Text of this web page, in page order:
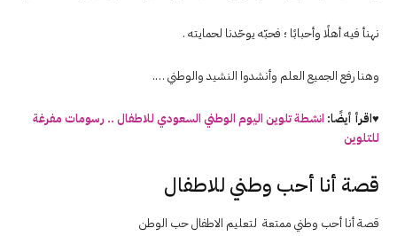
نهنأ فيه أهلًا وأحبابًا ؛ فحبّه يوحّدنا لحمايته .
وهنا رفع الجميع العلم وأنشدوا النشيد والوطني ….
♥اقرأ أيضًا: انشطة تلوين اليوم الوطني السعودي للاطفال .. رسومات مفرغة
للتلوين
قصة أنا أحب وطني للاطفال
قصة أنا أحب وطني ممتعة لتعليم الاطفال حب الوطن